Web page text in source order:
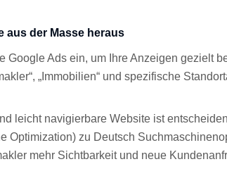
aus der Masse heraus
Google Ads ein, um Ihre Anzeigen gezielt
„Immobilien“ und spezifische
leicht navigierbare Website ist
Optimization) zu Deutsch
mehr Sichtbarkeit und neue